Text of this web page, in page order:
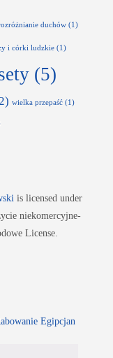
duchów (1)
i córki ludzkie (1)
(5)
wielka przepaść (1)
is licensed under
niekomercyjne-
License.